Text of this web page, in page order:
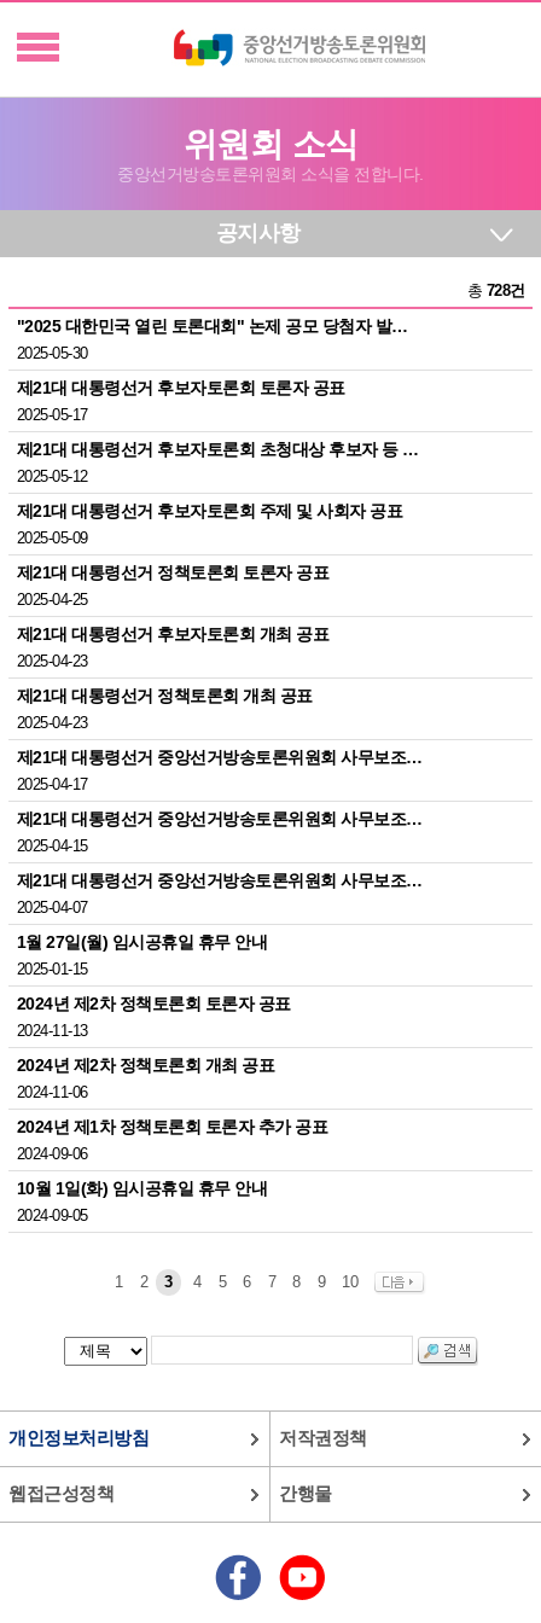
위원회 소식
중앙선거방송토론위원회 소식을 전합니다.
공지사항
총 728건
"2025 대한민국 열린 토론대회" 논제 공모 당첨자 발…
2025-05-30
제21대 대통령선거 후보자토론회 토론자 공표
2025-05-17
제21대 대통령선거 후보자토론회 초청대상 후보자 등 …
2025-05-12
제21대 대통령선거 후보자토론회 주제 및 사회자 공표
2025-05-09
제21대 대통령선거 정책토론회 토론자 공표
2025-04-25
제21대 대통령선거 후보자토론회 개최 공표
2025-04-23
제21대 대통령선거 정책토론회 개최 공표
2025-04-23
제21대 대통령선거 중앙선거방송토론위원회 사무보조…
2025-04-17
제21대 대통령선거 중앙선거방송토론위원회 사무보조…
2025-04-15
제21대 대통령선거 중앙선거방송토론위원회 사무보조…
2025-04-07
1월 27일(월) 임시공휴일 휴무 안내
2025-01-15
2024년 제2차 정책토론회 토론자 공표
2024-11-13
2024년 제2차 정책토론회 개최 공표
2024-11-06
2024년 제1차 정책토론회 토론자 추가 공표
2024-09-06
10월 1일(화) 임시공휴일 휴무 안내
2024-09-05
1 2 3 4 5 6 7 8 9 10
개인정보처리방침 저작권정책
웹접근성정책 간행물